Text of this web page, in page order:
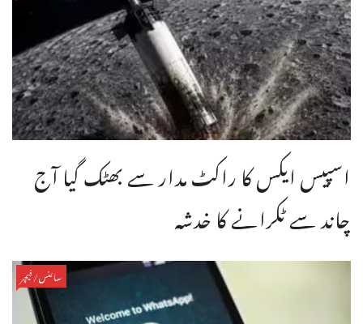
اسپیس ایکس کا راکٹ مدار سے بھٹک گیا آج
چاند سے ٹکرانے کا خدشہ
سائنس/فیچر